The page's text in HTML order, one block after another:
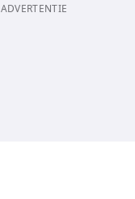
ADVERTENTIE